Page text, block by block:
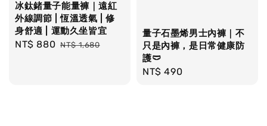
冰鈦鍺量子能量褲｜遠紅
外線調節 | 恆溫透氣 | 修
身舒適 | 運動久坐皆宜
Sale
NT$ 880 Regular
NT$ 1,680
量子石墨烯男士內褲｜不
只是內褲，是日常健康防
護🩲
Regular
NT$ 490